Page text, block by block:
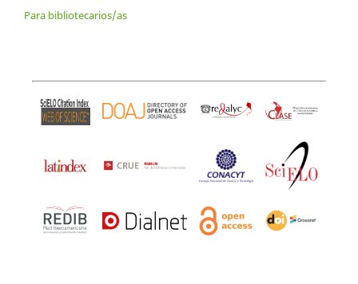
Para bibliotecarios/as